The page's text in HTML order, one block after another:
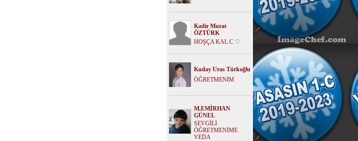
Kadir Murat
ÖZTÜRK
HOŞÇA KAL C ♡
Kuday Uras Türkoğlu
ÖĞRETMENİM
M.EMİRHAN
GÜNEL
SEVGİLİ
ÖĞRETMENİME
VEDA